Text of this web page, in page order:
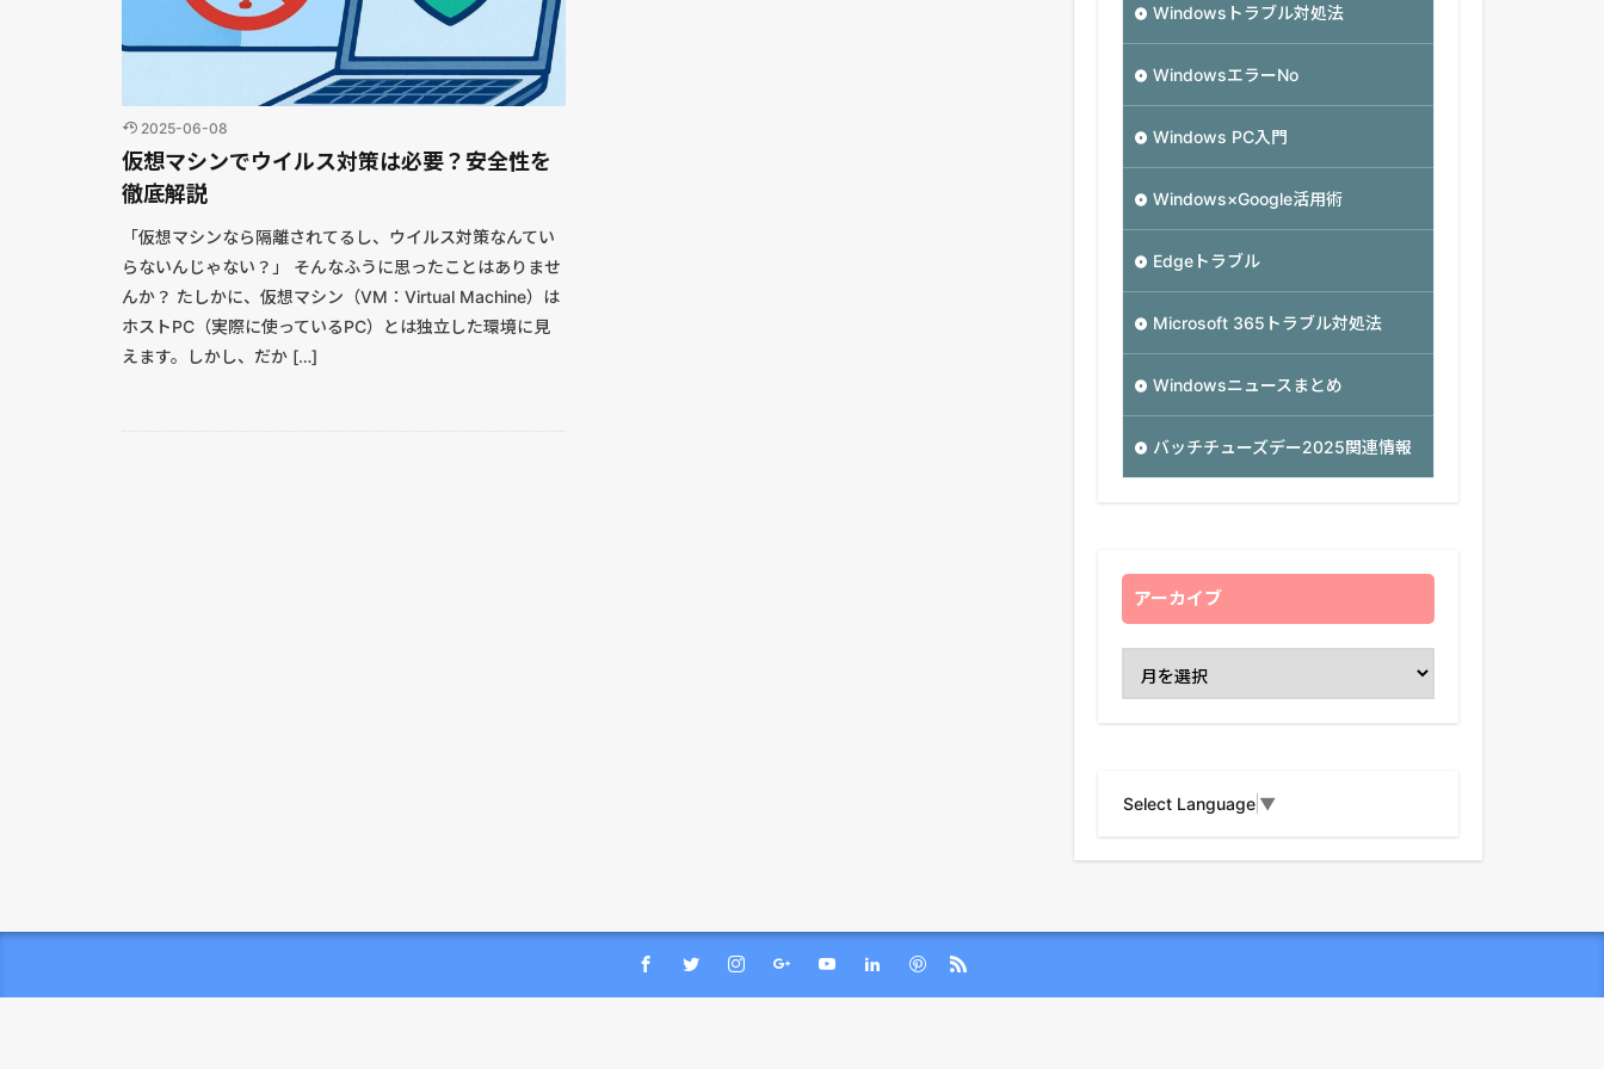
2025-06-08
仮想マシンでウイルス対策は必要？安全性を
徹底解説
「仮想マシンなら隔離されてるし、ウイルス対策なんてい
らないんじゃない？」 そんなふうに思ったことはありませ
んか？ たしかに、仮想マシン（VM：Virtual Machine）は
ホストPC（実際に使っているPC）とは独立した環境に見
えます。しかし、だか […]
Windowsトラブル対処法
WindowsエラーNo
Windows PC入門
Windows×Google活用術
Edgeトラブル
Microsoft 365トラブル対処法
Windowsニュースまとめ
バッチチューズデー2025関連情報
アーカイブ
Select Language ▼